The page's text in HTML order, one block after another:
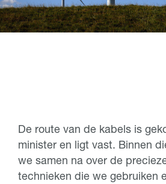
De route van de kabels is
minister en ligt vast. Binnen
we samen na over de
technieken die we gebruiken